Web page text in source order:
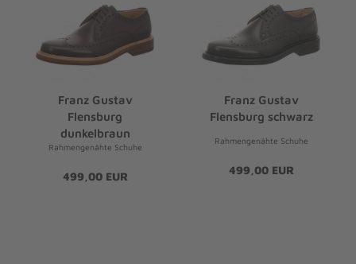
Franz Gustav
Flensburg
dunkelbraun
Rahmengenähte Schuhe
499,00 EUR
Franz Gustav
Flensburg schwarz
Rahmengenähte Schuhe
499,00 EUR